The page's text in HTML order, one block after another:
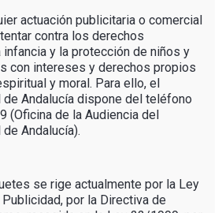
actuación publicitaria o comercial
contra los derechos
y la protección de niños y
con intereses y derechos propios
y moral. Para ello, el
de Andalucía dispone del teléfono
(Oficina de la Audiencia del
Andalucía).
se rige actualmente por la Ley
por la Directiva de